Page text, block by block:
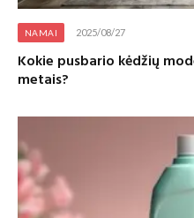
NAMAI 2025/08/27
Kokie pusbario kėdžių
metais?